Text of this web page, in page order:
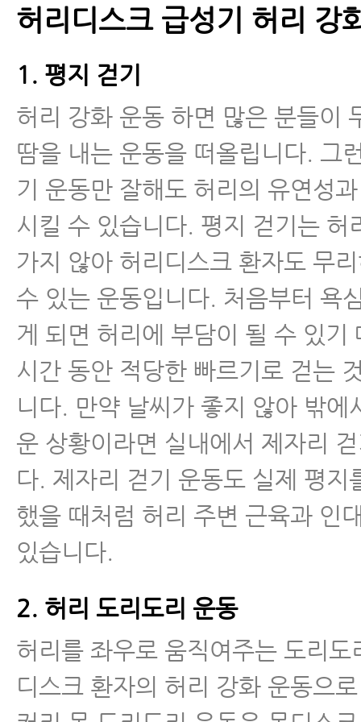
- 허리디스크 의자, 허리에 좋은
- 허리디스크 치료해도 낫지 않는
- 허리디스크 수술을 꼭 해야 하는
- 퇴행성허리디스크 스테로이드
밖의 부작용
- 허리디스크 악화시키는 생활습관
- 추간판탈출증 환자, 새우잠이 안
- 추간판탈출증 무중력의자
- 추간판탈출증 재발 막는 방법,
- 추간판탈출증 운동 1.스케이트
- 추간판탈출증 운동 2.데스크 플
- 추간판탈출증 운동 3.허리 도리
- 추간판탈출증 운동 5.허리 돌리
- 추간판탈출증 운동 6.골반 운동
허리디스크 급성기 허리 강
1. 평지 걷기
허리 강화 운동 하면 많은 분들이
땀을 내는 운동을 떠올립니다. 그
기 운동만 잘해도 허리의 유연성
시킬 수 있습니다. 평지 걷기는 허
가지 않아 허리디스크 환자도 무
수 있는 운동입니다. 처음부터 욕
게 되면 허리에 부담이 될 수 있기
시간 동안 적당한 빠르기로 걷는
니다. 만약 날씨가 좋지 않아 밖에
운 상황이라면 실내에서 제자리
다. 제자리 걷기 운동도 실제 평지
했을 때처럼 허리 주변 근육과 인
있습니다.
2. 허리 도리도리 운동
허리를 좌우로 움직여주는 도리도
디스크 환자의 허리 강화 운동으